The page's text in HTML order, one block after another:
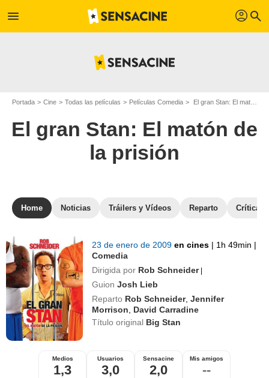
menu profil search
Portada Cine Todas las películas Películas Comedia El gran Stan: El matón de la prisión
El gran Stan: El matón de
la prisión
Home Noticias Tráilers y Vídeos Reparto Críticas
23 de enero de 2009en cines | 1h 49min |
Comedia
Dirigida por Rob Schneider
Guion Josh Lieb
Reparto Rob Schneider,Jennifer
Morrison
David Carradine
Título original Big Stan
Medios
1,3
Usuarios
3,0
Sensacine
2,0
Mis amigos
--